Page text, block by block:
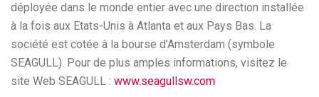
déployée dans le monde entier avec une direction installée
à la fois aux Etats-Unis à Atlanta et aux Pays Bas. La
société est cotée à la bourse d’Amsterdam (symbole
SEAGULL). Pour de plus amples informations, visitez le
site Web SEAGULL : www.seagullsw.com